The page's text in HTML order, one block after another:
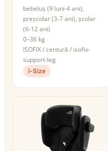
bebeluș (9 luni-4 ani),
preșcolar (3-7 ani), școlar
(6-12 ani)
0–36 kg
ISOFIX / centură / isofix-
support-leg
i-Size